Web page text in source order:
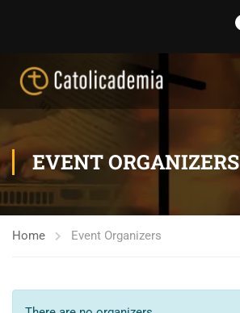
EVENT ORGANIZERS
Home Event Organizers